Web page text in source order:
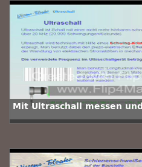
Mit Ultraschall messen